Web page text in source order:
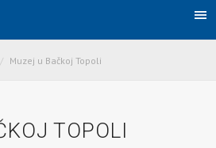
Muzej u Bačkoj Topoli
TOPOLI